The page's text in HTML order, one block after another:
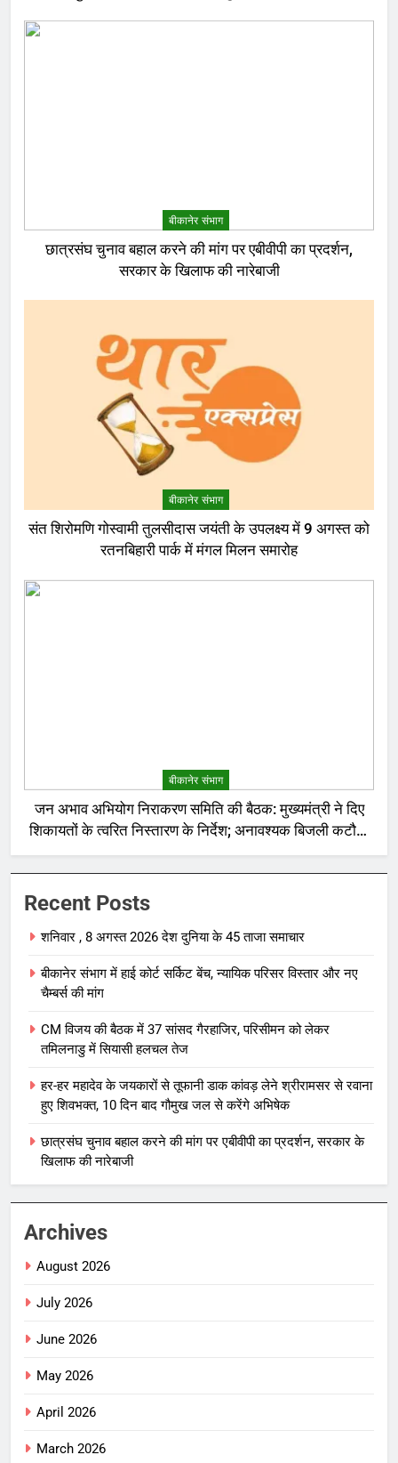
बीकानेर संभाग
छात्रसंघ चुनाव बहाल करने की मांग पर एबीवीपी का प्रदर्शन,
सरकार के खिलाफ की नारेबाजी
बीकानेर संभाग
संत शिरोमणि गोस्वामी तुलसीदास जयंती के उपलक्ष्य में 9 अगस्त को
रतनबिहारी पार्क में मंगल मिलन समारोह
बीकानेर संभाग
जन अभाव अभियोग निराकरण समिति की बैठक: मुख्यमंत्री ने दिए
शिकायतों के त्वरित निस्तारण के निर्देश; अनावश्यक बिजली कटौती
पर सख्त रुख
Recent Posts
शनिवार , 8 अगस्त 2026 देश दुनिया के 45 ताजा समाचार
बीकानेर संभाग में हाई कोर्ट सर्किट बेंच, न्यायिक परिसर विस्तार और नए
चैम्बर्स की मांग
CM विजय की बैठक में 37 सांसद गैरहाजिर, परिसीमन को लेकर
तमिलनाडु में सियासी हलचल तेज
हर-हर महादेव के जयकारों से तूफानी डाक कांवड़ लेने श्रीरामसर से रवाना
हुए शिवभक्त, 10 दिन बाद गौमुख जल से करेंगे अभिषेक
छात्रसंघ चुनाव बहाल करने की मांग पर एबीवीपी का प्रदर्शन, सरकार के
खिलाफ की नारेबाजी
Archives
August 2026
July 2026
June 2026
May 2026
April 2026
March 2026